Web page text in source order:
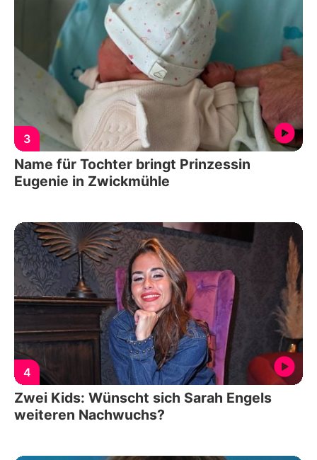
3
Name für Tochter bringt Prinzessin
Eugenie in Zwickmühle
4
Zwei Kids: Wünscht sich Sarah Engels
weiteren Nachwuchs?